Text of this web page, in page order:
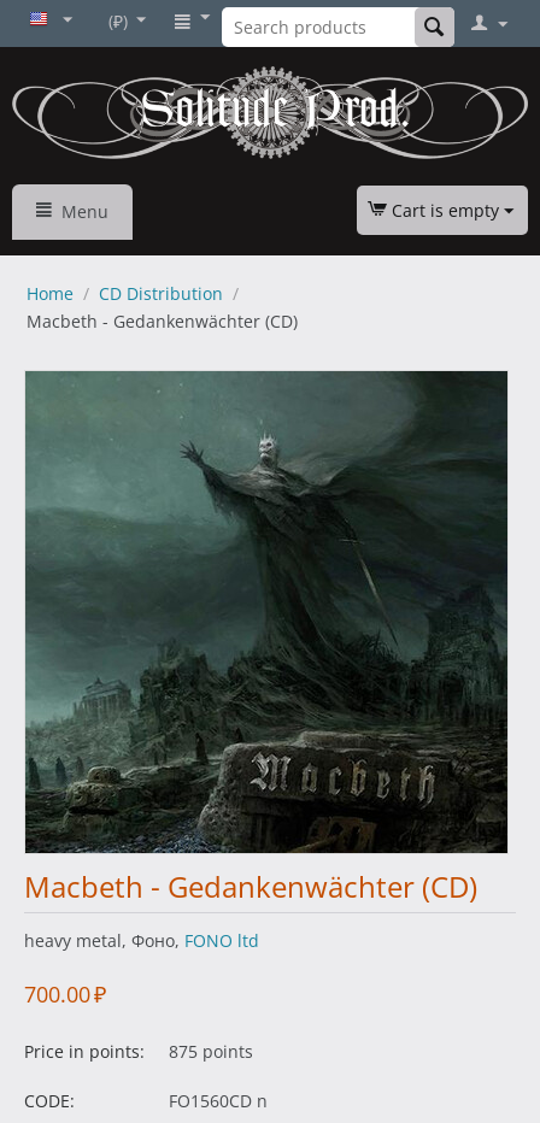
(₽)
Menu Cart is empty
Home / CD Distribution /
Macbeth - Gedankenwächter (CD)
Macbeth - Gedankenwächter (CD)
heavy metal, Фоно, FONO ltd
700.00₽
Price in points: 875 points
CODE:
FO1560CD n